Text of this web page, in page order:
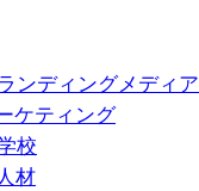
ンディングメディア
ケティング
校
材